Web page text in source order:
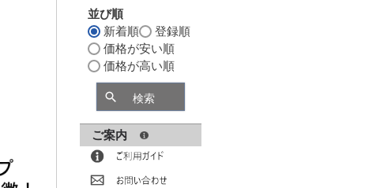
並び順
新着順
登録順
価格が安い順
価格が高い順
検索
ご案内